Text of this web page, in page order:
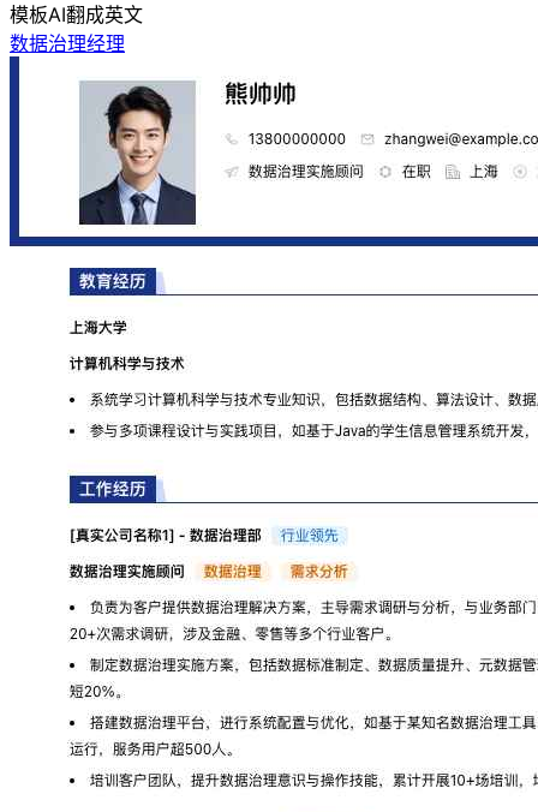
模板AI翻成英文
数据治理经理